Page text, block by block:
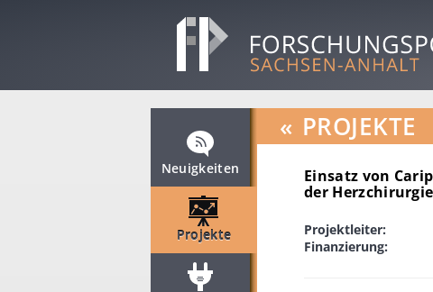
Neuigkeiten
Projekte
« PROJEKTE
Einsatz von
der Herzchirurgie
Projektleiter:
Finanzierung: